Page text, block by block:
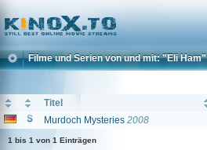
Home
Filme und Serien von und mit: "Eli Ham"
Titel
Murdoch Mysteries 2008
1 bis 1 von 1 Einträgen